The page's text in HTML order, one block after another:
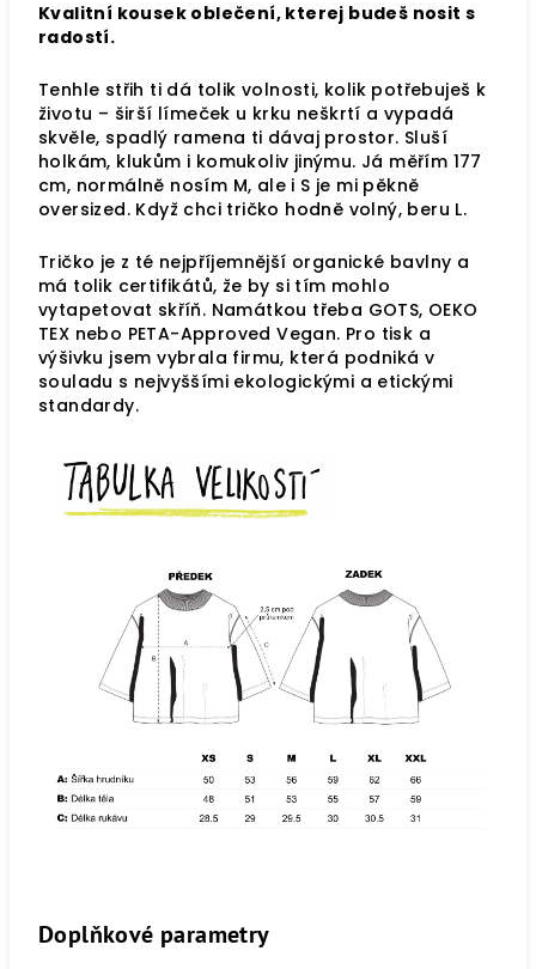
Kvalitní kousek oblečení, kterej budeš nosit s
radostí.
Tenhle střih ti dá tolik volnosti, kolik potřebuješ k
životu – širší límeček u krku neškrtí a vypadá
skvěle, spadlý ramena ti dávaj prostor. Sluší
holkám, klukům i komukoliv jinýmu. Já měřím 177
cm, normálně nosím M, ale i S je mi pěkně
oversized. Když chci tričko hodně volný, beru L.
Tričko je z té nejpříjemnější organické bavlny a
má tolik certifikátů, že by si tím mohlo
vytapetovat skříň. Namátkou třeba GOTS, OEKO
TEX nebo PETA-Approved Vegan. Pro tisk a
výšivku jsem vybrala firmu, která podniká v
souladu s nejvyššími ekologickými a etickými
standardy.
Doplňkové parametry